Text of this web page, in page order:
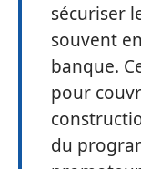
sécuriser
souvent
banque.
pour
du